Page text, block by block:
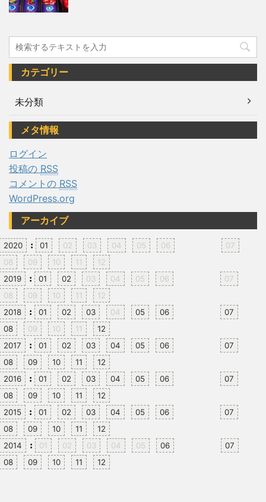
カテゴリー
未分類
メタ情報
ログイン
投稿の RSS
コメントの RSS
WordPress.org
アーカイブ
2020 : 01 02 03 04 05 06
07
08
09 10 11
12
2019
: 01 02 03 04 05 06
07
08
09 10 11
12
2018
: 01 02 03 04 05 06
07
08
09 10 11
12
2017
: 01 02 03 04 05 06
07
08
09 10 11
12
2016
: 01 02 03 04 05 06
07
08
09 10 11
12
2015
: 01 02 03 04 05 06
07
08
09 10 11
12
2014
: 01 02 03 04 05 06
07
08
09 10 11 12